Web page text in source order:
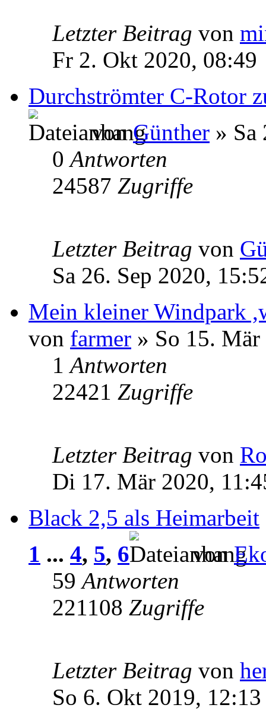
Letzter Beitrag von
Fr 2. Okt 2020, 08:49
Durchströmter C-Rotor
vonGünther » Sa
0Antworten
24587 Zugriffe
Letzter Beitrag von
Sa 26. Sep 2020,
Mein kleiner Windpark
von farmer » So 15.
1Antworten
22421 Zugriffe
Letzter Beitrag von
Di 17. Mär 2020,
Black 2,5 als Heimarbeit
1 ... 4, 5, 6 von
59Antworten
221108 Zugriffe
Letzter Beitrag von
So 6. Okt 2019, 12:13